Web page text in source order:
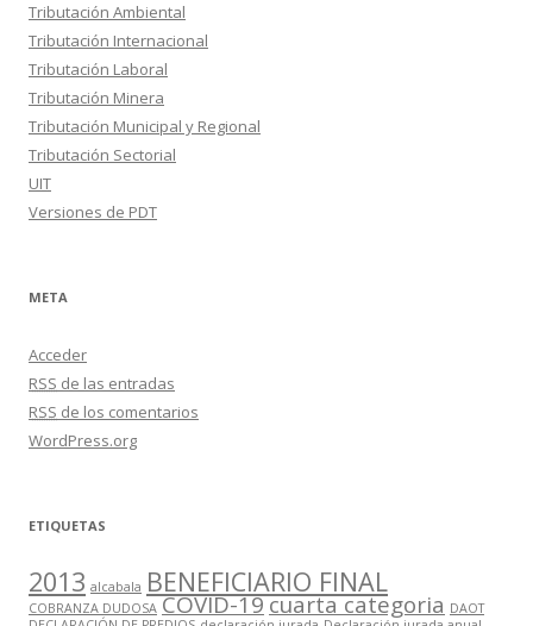
Tributación Ambiental
Tributación Internacional
Tributación Laboral
Tributación Minera
Tributación Municipal y Regional
Tributación Sectorial
UIT
Versiones de PDT
META
Acceder
RSS de las entradas
RSS de los comentarios
WordPress.org
ETIQUETAS
2013 alcabala BENEFICIARIO FINAL
COBRANZA DUDOSA COVID-19cuarta categoria DAOT